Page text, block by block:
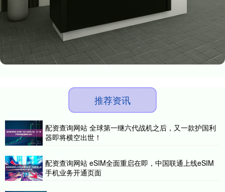
推荐资讯
配资查询网站 全球第一继六代战机之后，又一款护国利
器即将横空出世！
配资查询网站 eSIM全面重启在即，中国联通上线eSIM
手机业务开通页面